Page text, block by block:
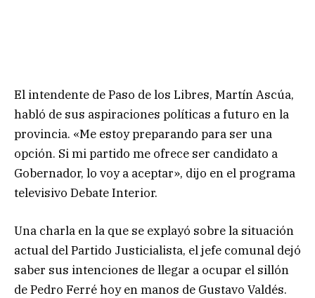
El intendente de Paso de los Libres, Martín Ascúa,
habló de sus aspiraciones políticas a futuro en la
provincia. «Me estoy preparando para ser una
opción. Si mi partido me ofrece ser candidato a
Gobernador, lo voy a aceptar», dijo en el programa
televisivo Debate Interior.
Una charla en la que se explayó sobre la situación
actual del Partido Justicialista, el jefe comunal dejó
saber sus intenciones de llegar a ocupar el sillón
de Pedro Ferré hoy en manos de Gustavo Valdés.